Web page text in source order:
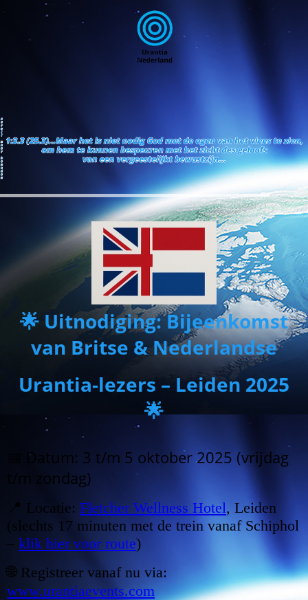
🌟 Uitnodiging: Bijeenkomst
van Britse & Nederlandse
Urantia-lezers – Leiden 2025
🌟
📅 Datum: 3 t/m 5 oktober 2025 (vrijdag
t/m zondag)
📍 Locatie: Fletcher Wellness Hotel, Leiden
(slechts 17 minuten met de trein vanaf Schiphol
– klik hier voor route)
🌐 Registreer vanaf nu via:
www.urantiaevents.com